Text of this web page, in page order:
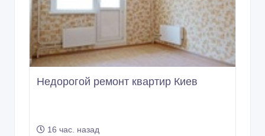
Недорогой ремонт квартир Киев
16 час. назад